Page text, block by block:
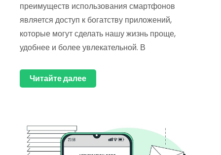
преимуществ использования смартфонов
является доступ к богатству приложений,
которые могут сделать нашу жизнь проще,
удобнее и более увлекательной. В
Читайте далее